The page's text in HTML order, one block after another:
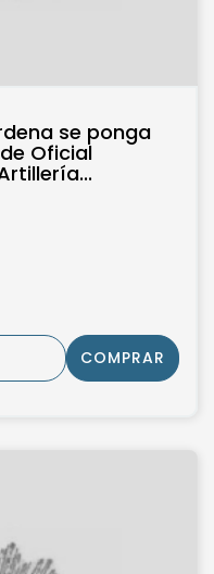
se ponga
Oficial
COMPRAR